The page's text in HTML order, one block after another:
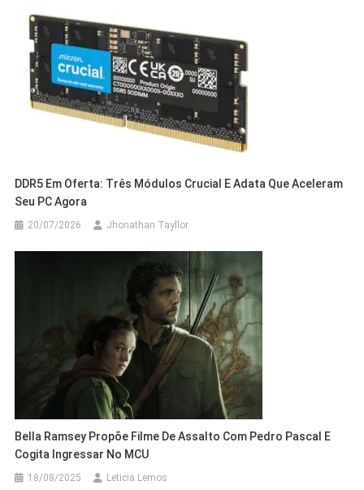
DDR5 Em Oferta: Três Módulos Crucial E Adata Que Aceleram
Seu PC Agora
20/07/2026 Jhonathan Tayllor
Bella Ramsey Propõe Filme De Assalto Com Pedro Pascal E
Cogita Ingressar No MCU
18/08/2025 Leticia Lemos